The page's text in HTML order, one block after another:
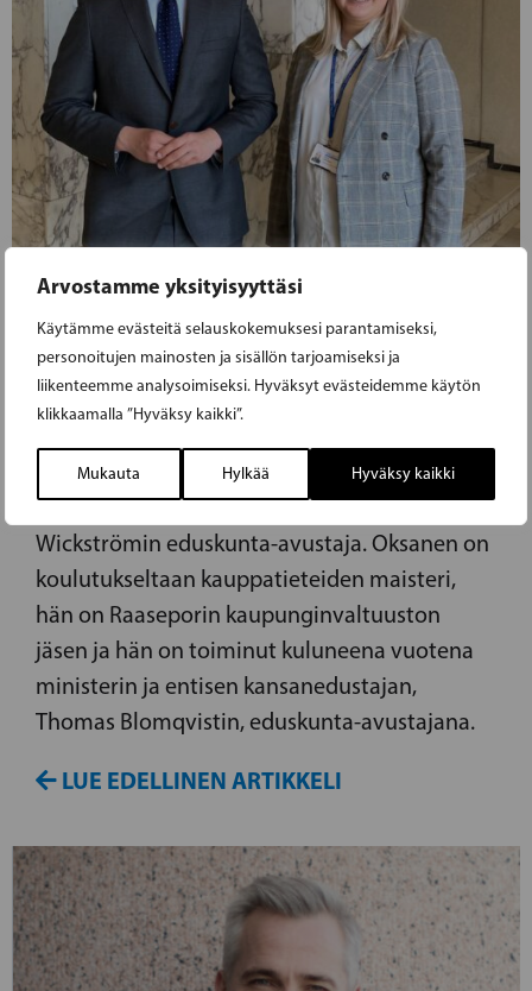
Arvostamme yksityisyyttäsi
Käytämme evästeitä selauskokemuksesi parantamiseksi,
personoitujen mainosten ja sisällön tarjoamiseksi ja
liikenteemme analysoimiseksi. Hyväksyt evästeidemme käytön
klikkaamalla ”Hyväksy kaikki”.
Mukauta Hylkää Hyväksy kaikki
13.04.2023
ANNA OKSANEN ON HENRIK
WICKSTRÖMIN EDUSKUNTA-AVUSTAJA
Anna Oksanen Raaseporista on Henrik
Wickströmin eduskunta-avustaja. Oksanen on
koulutukseltaan kauppatieteiden maisteri,
hän on Raaseporin kaupunginvaltuuston
jäsen ja hän on toiminut kuluneena vuotena
ministerin ja entisen kansanedustajan,
Thomas Blomqvistin, eduskunta-avustajana.
LUE EDELLINEN ARTIKKELI